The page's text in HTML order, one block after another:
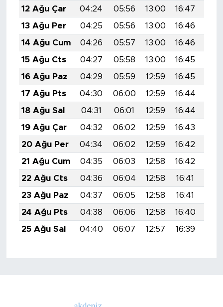
12 Ağu Çar 04:24 05:56 13:00 16:47
13 Ağu Per
04:25 05:56 13:00 16:46
14 Ağu Cum
04:26 05:57 13:00 16:46
15 Ağu Cts
04:27 05:58 13:00 16:45
16 Ağu Paz
04:29 05:59 12:59 16:45
17 Ağu Pts
04:30 06:00 12:59 16:44
18 Ağu Sal
04:31 06:01 12:59 16:44
19 Ağu Çar
04:32 06:02 12:59 16:43
20 Ağu Per
04:34 06:02 12:59 16:42
21 Ağu Cum
04:35 06:03 12:58 16:42
22 Ağu Cts
04:36 06:04 12:58 16:41
23 Ağu Paz
04:37 06:05 12:58 16:41
24 Ağu Pts
04:38 06:06 12:58 16:40
25 Ağu Sal
04:40 06:07 12:57 16:39